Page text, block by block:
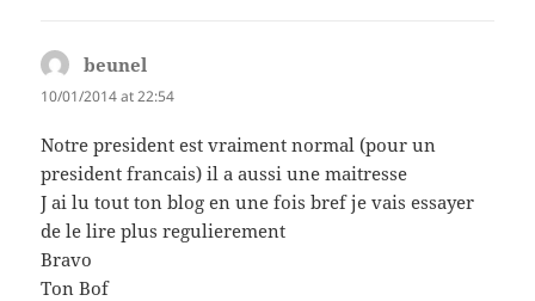
beunel
10/01/2014 at 22:54
Notre president est vraiment normal (pour un
president francais) il a aussi une maitresse
J ai lu tout ton blog en une fois bref je vais essayer
de le lire plus regulierement
Bravo
Ton Bof